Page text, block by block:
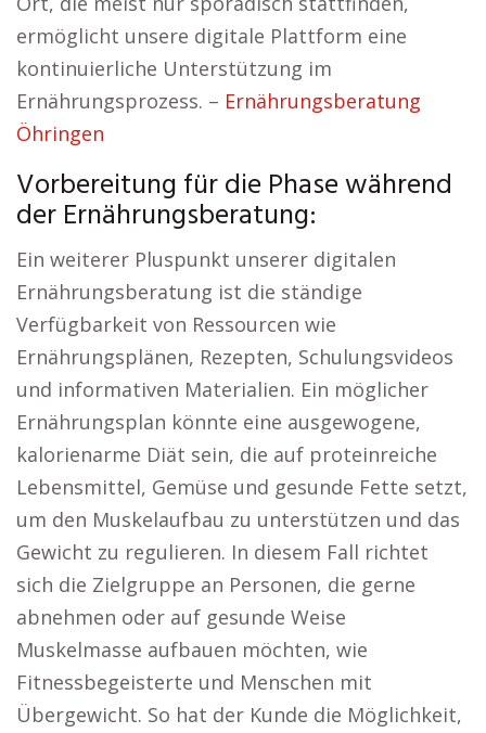
ermöglicht unsere digitale Plattform eine
kontinuierliche Unterstützung im
Ernährungsprozess. – Ernährungsberatung
Öhringen
Vorbereitung für die Phase während
der Ernährungsberatung:
Ein weiterer Pluspunkt unserer digitalen
Ernährungsberatung ist die ständige
Verfügbarkeit von Ressourcen wie
Ernährungsplänen, Rezepten, Schulungsvideos
und informativen Materialien. Ein möglicher
Ernährungsplan könnte eine ausgewogene,
kalorienarme Diät sein, die auf proteinreiche
Lebensmittel, Gemüse und gesunde Fette setzt,
um den Muskelaufbau zu unterstützen und das
Gewicht zu regulieren. In diesem Fall richtet
sich die Zielgruppe an Personen, die gerne
abnehmen oder auf gesunde Weise
Muskelmasse aufbauen möchten, wie
Fitnessbegeisterte und Menschen mit
Übergewicht. So hat der Kunde die Möglichkeit,